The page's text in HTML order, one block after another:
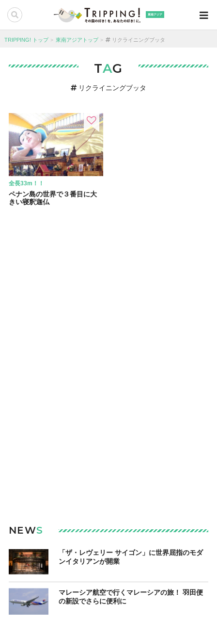
東南アジア
TRIPPING! トップ 東南アジアトップ リクライニングブッタ
TAG
リクライニングブッタ
全長33m！！
ペナン島の世界で３番目に大
きい寝釈迦仏
NEWS
「ザ・レヴェリー サイゴン」に世界屈指のモダ
ンイタリアンが開業
マレーシア航空で行くマレーシアの旅！ 羽田便
の新設でさらに便利に